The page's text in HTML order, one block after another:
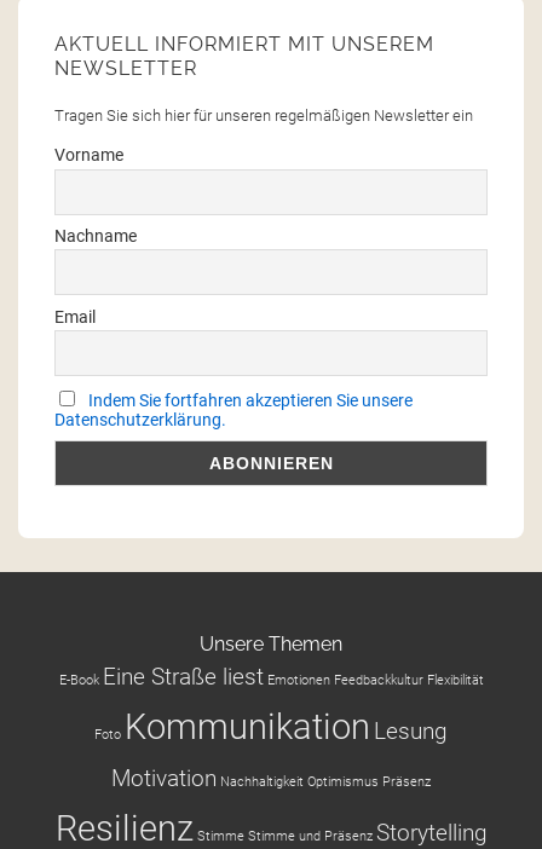
AKTUELL INFORMIERT MIT UNSEREM
NEWSLETTER
Tragen Sie sich hier für unseren regelmäßigen Newsletter ein
Vorname
Nachname
Email
Indem Sie fortfahren akzeptieren Sie unsere
Datenschutzerklärung.
Unsere Themen
E-Book Eine Straße liest Emotionen Feedbackkultur Flexibilität
Foto Kommunikation Lesung
Motivation Nachhaltigkeit Optimismus Präsenz
Resilienz Stimme Stimme und Präsenz Storytelling